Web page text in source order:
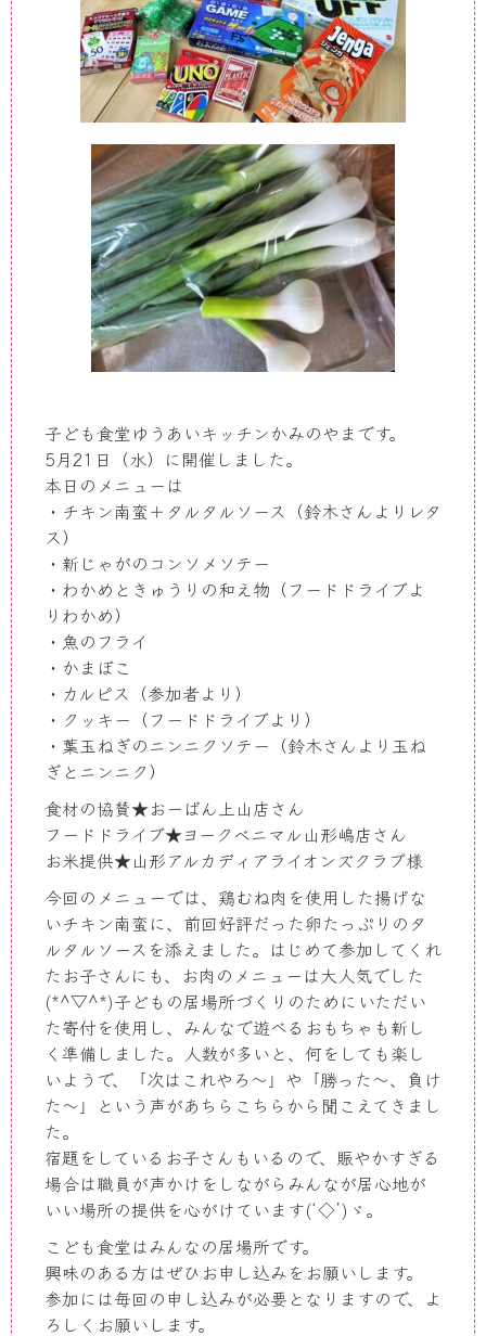
子ども食堂ゆうあいキッチンかみのやまです。
5月21日（水）に開催しました。
本日のメニューは
・チキン南蛮＋タルタルソース（鈴木さんよりレタ
ス）
・新じゃがのコンソメソテー
・わかめときゅうりの和え物（フードドライブよ
りわかめ）
・魚のフライ
・かまぼこ
・カルピス（参加者より）
・クッキー（フードドライブより）
・葉玉ねぎのニンニクソテー（鈴木さんより玉ね
ぎとニンニク）
食材の協賛★おーばん上山店さん
フードドライブ★ヨークベニマル山形嶋店さん
お米提供★山形アルカディアライオンズクラブ様
今回のメニューでは、鶏むね肉を使用した揚げな
いチキン南蛮に、前回好評だった卵たっぷりのタ
ルタルソースを添えました。はじめて参加してくれ
たお子さんにも、お肉のメニューは大人気でした
(*^▽^*)子どもの居場所づくりのためにいただい
た寄付を使用し、みんなで遊べるおもちゃも新し
く準備しました。人数が多いと、何をしても楽し
いようで、「次はこれやろ～」や「勝った～、負け
た～」という声があちらこちらから聞こえてきまし
た。
宿題をしているお子さんもいるので、賑やかすぎる
場合は職員が声かけをしながらみんなが居心地が
いい場所の提供を心がけています(‘◇’)ゞ。
こども食堂はみんなの居場所です。
興味のある方はぜひお申し込みをお願いします。
参加には毎回の申し込みが必要となりますので、よ
ろしくお願いします。